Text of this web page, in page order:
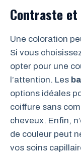
Contraste
Une coloration
Si vous
opter pour une
l’attention. Les
options idéales
coiffure sans
cheveux. Enfin,
de couleur peut
vos soins